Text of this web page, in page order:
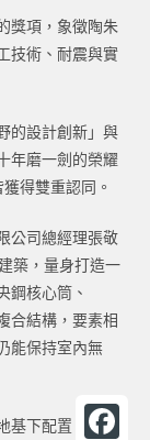
獎項，象徵陶朱
技術、耐震與實
的設計創新」與
年磨一劍的榮耀
得雙重認同。
公司總經理張敬
築，量身打造一
鋼核心筒、
合結構，要素相
能保持室內無
基下配置 48 組